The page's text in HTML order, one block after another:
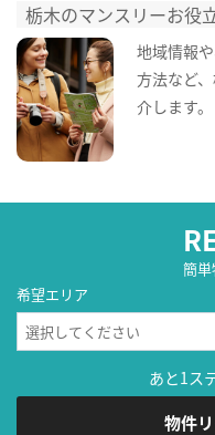
栃木のマンスリーお役
地域情報
方法など
介します。
簡単
希望エリア
あと1ス
物件